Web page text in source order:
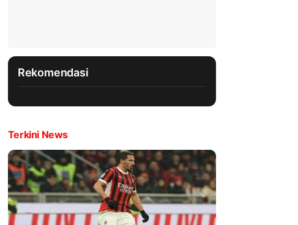
Rekomendasi
Terkini News